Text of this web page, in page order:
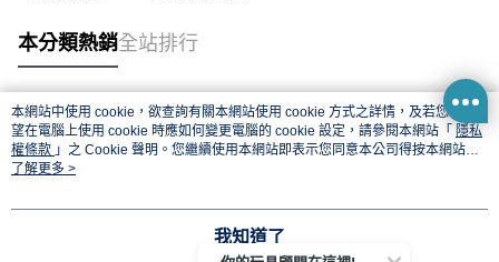
本分類熱銷全站排行
熱門標籤
本網站中使用 cookie，欲查詢有關本網站使用 cookie 方式之詳情，及若您不希
望在電腦上使用 cookie 時應如何變更電腦的 cookie 設定，請參閱本網站「 隱私
權條款 」之 Cookie 聲明。您繼續使用本網站即表示您同意本公司得按本網站使
用條款之 Cookie 聲明使用 cookie。
了解更多 >
我知道了